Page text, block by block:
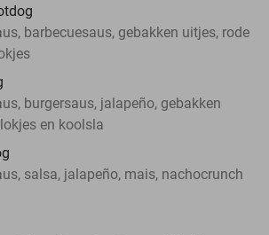
barbecuesaus, gebakken uitjes, rode
burgersaus, jalapeño, gebakken
en koolsla
salsa, jalapeño, mais, nachocrunch